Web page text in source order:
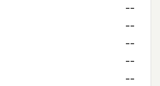
--
--
--
--
--